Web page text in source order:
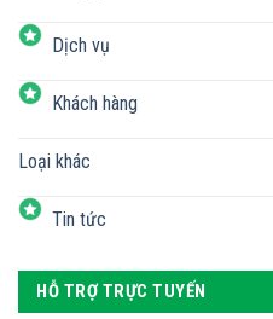
Dịch vụ
Khách hàng
Loại khác
Tin tức
HỖ TRỢ TRỰC TUYẾN